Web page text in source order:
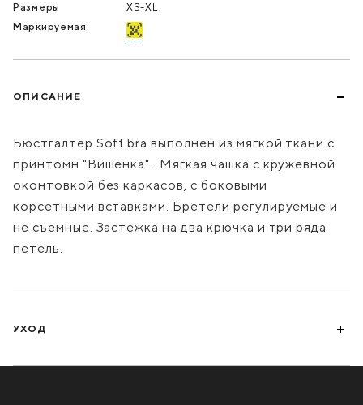
Размеры
XS-XL
Маркируемая
ОПИСАНИЕ
Бюстгалтер Soft bra выполнен из мягкой ткани с
принтомн "Вишенка" . Мягкая чашка с кружевной
оконтовкой без каркасов, с боковыми
корсетными вставками. Бретели регулируемые и
не съемные. Застежка на два крючка и три ряда
петель.
УХОД